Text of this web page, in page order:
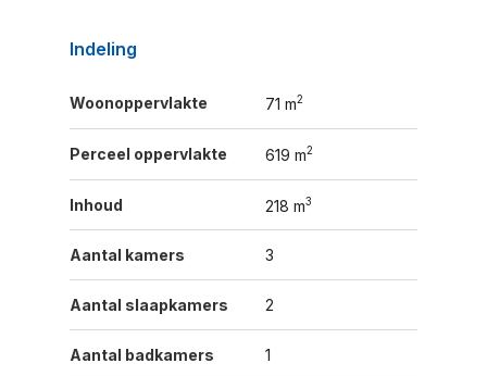
Indeling
Woonoppervlakte 71 m2
Perceel oppervlakte 619 m2
Inhoud 218 m3
Aantal kamers 3
Aantal slaapkamers 2
Aantal badkamers 1